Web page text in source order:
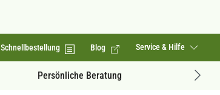
Schnellbestellung Blog Service & Hilfe
Geprüfte Produktqualität